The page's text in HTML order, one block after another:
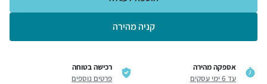
קניה מהירה
אספקה מהירה
עד 6 ימי עסקים
רכישה בטוחה
פרטים נוספים